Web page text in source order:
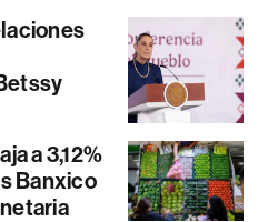
a 3,12%
Banxico